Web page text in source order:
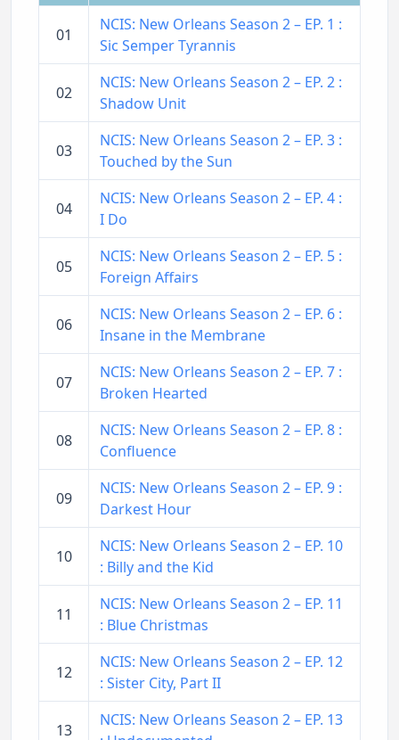
01
NCIS: New Orleans Season 2 – EP. 1 :
Sic Semper Tyrannis
02
NCIS: New Orleans Season 2 – EP. 2 :
Shadow Unit
03
NCIS: New Orleans Season 2 – EP. 3 :
Touched by the Sun
04
NCIS: New Orleans Season 2 – EP. 4 :
I Do
05
NCIS: New Orleans Season 2 – EP. 5 :
Foreign Affairs
06
NCIS: New Orleans Season 2 – EP. 6 :
Insane in the Membrane
07
NCIS: New Orleans Season 2 – EP. 7 :
Broken Hearted
08
NCIS: New Orleans Season 2 – EP. 8 :
Confluence
09
NCIS: New Orleans Season 2 – EP. 9 :
Darkest Hour
10
NCIS: New Orleans Season 2 – EP. 10
: Billy and the Kid
11
NCIS: New Orleans Season 2 – EP. 11
: Blue Christmas
12
NCIS: New Orleans Season 2 – EP. 12
: Sister City, Part II
13
NCIS: New Orleans Season 2 – EP. 13